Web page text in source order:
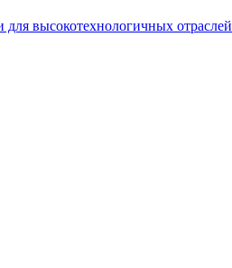
высокотехнологичных отраслей